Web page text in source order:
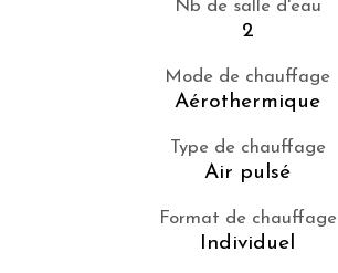
Nb de salle d'eau
2
Mode de chauffage
Aérothermique
Type de chauffage
Air pulsé
Format de chauffage
Individuel